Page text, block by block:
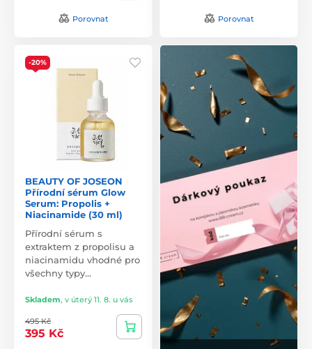
Porovnat Porovnat
-20%
BEAUTY OF JOSEON
Přírodní sérum Glow
Serum: Propolis +
Niacinamide (30 ml)
Přírodní sérum s
extraktem z propolisu a
niacinamidu vhodné pro
všechny typy…
Skladem, v úterý 11. 8. u vás
495 Kč
395 Kč